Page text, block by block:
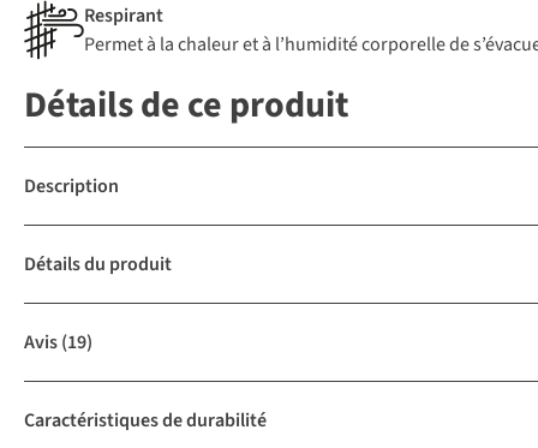
Respirant
Permet à la chaleur et à l’humidité corporelle de
Détails de ce produit
Description
Détails du produit
Avis(19)
Caractéristiques de durabilité